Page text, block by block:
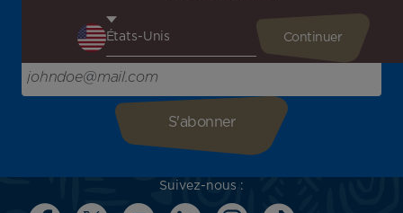
l'inspiration pour votre prochain voyage !
Saisissez votre adresse e-mail ici
Suivez-nous :